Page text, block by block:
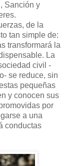
Sanción y
de la
tan simple de:
transformará la
La
civil -
se reduce, sin
pequeñas
y conocen sus
por
a una
conductas